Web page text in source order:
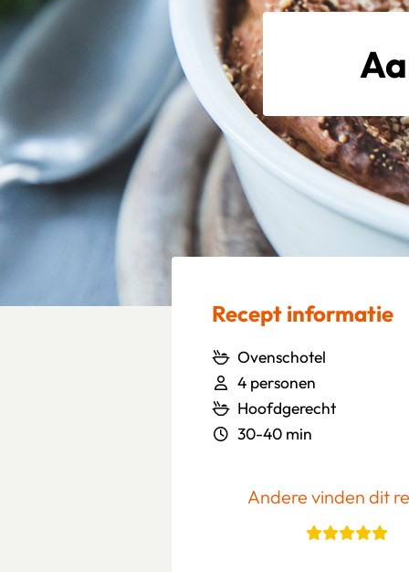
Recept informatie
Ovenschotel
4 personen
Hoofdgerecht
30-40 min
Andere vinden dit